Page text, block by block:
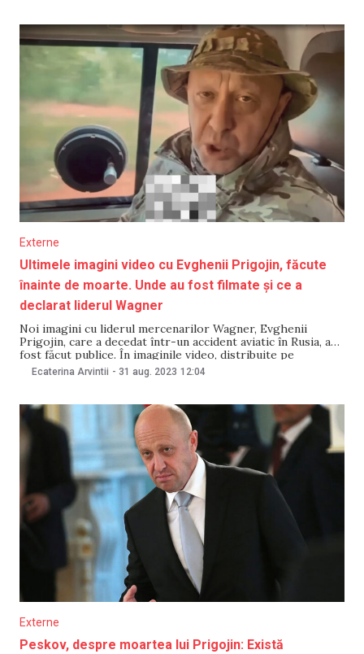
Externe
Ultimele imagini video cu Evghenii Prigojin, făcute
înainte de moarte. Unde au fost filmate și ce a
declarat liderul Wagner
Noi imagini cu liderul mercenarilor Wagner, Evghenii
Prigojin, care a decedat într-un accident aviatic în Rusia, au
fost făcut publice. În imaginile video, distribuite pe
Telegram, care se presupune că au fost făcute cu câteva
zile înainte de tragedia aviatică în care Prigojin și-a pierdut
Ecaterina Arvintii - 31 aug. 2023 12:04
Externe
Peskov, despre moartea lui Prigojin: Există